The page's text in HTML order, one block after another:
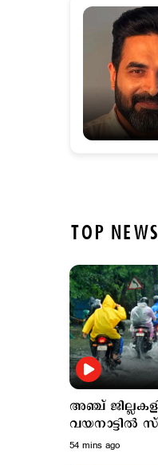
TOP
അഞ്ച്
വയനാട്ടില്‍
ക്ലാസുകള്‍ക്ക്
54 mins ago